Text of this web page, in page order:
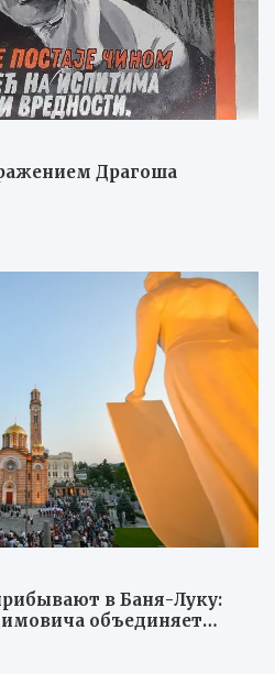
Драгоша
в Баня-Луку:
объединяет
из Российской